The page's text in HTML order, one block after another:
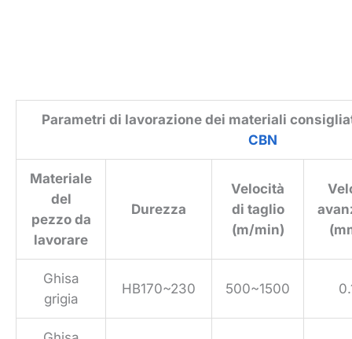
Parametri di lavorazione dei materiali
CBN
Materiale
del
pezzo da
lavorare
Durezza
Velocità
di taglio
(m/min)
Ghisa
grigia
HB170~230 500~1500